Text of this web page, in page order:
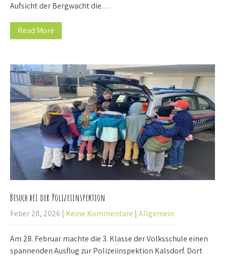
Aufsicht der Bergwacht die…
Read More
Besuch bei der Polizeiinspektion
Feber 28, 2026 | Keine Kommentare | Allgemein
Am 28. Februar machte die 3. Klasse der Volksschule einen
spannenden Ausflug zur Polizeiinspektion Kalsdorf. Dort